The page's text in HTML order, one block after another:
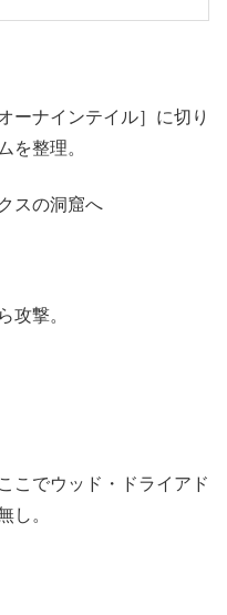
ーナインテイル］に切り
を整理。
スの洞窟へ
攻撃。
こでウッド・ドライアド
し。